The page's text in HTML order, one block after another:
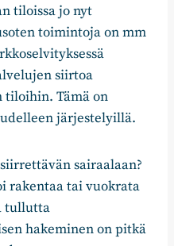
tiloissa jo nyt
toimintoja on mm
siirtoa
tiloihin. Tämä on
järjestelyillä.
siirrettävän sairaalaan?
rakentaa tai vuokrata
tullutta
hakeminen on pitkä